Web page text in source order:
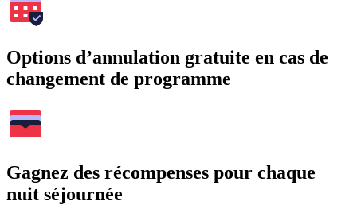
Options d’annulation gratuite en cas de
changement de programme
Gagnez des récompenses pour chaque
nuit séjournée